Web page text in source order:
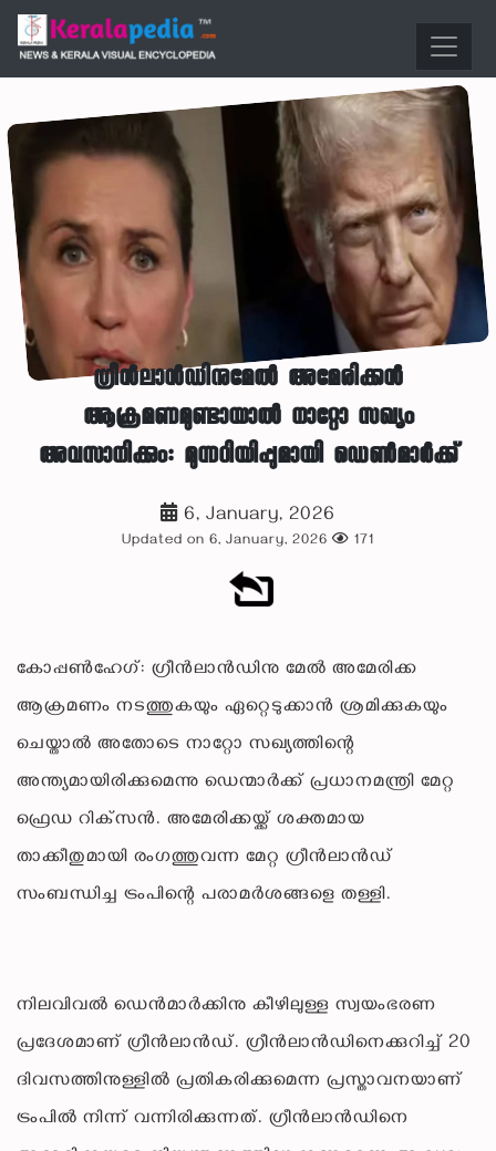
ഗ്രീന്‍ലാന്‍ഡിനുമേല്‍ അമേരിക്കന്‍
ആക്രമണമുണ്ടായാല്‍ നാറ്റോ സഖ്യം
അവസാനിക്കും: മുന്നറിയിപ്പുമായി ഡെണ്‍മാര്‍ക്ക്
6, January, 2026
Updated on 6, January, 2026 171
കോപ്പണ്‍ഹേഗ്: ഗ്രീന്‍ലാന്‍ഡിനു മേല്‍ അമേരിക്ക
ആക്രമണം നടത്തുകയും ഏറ്റെടുക്കാന്‍ ശ്രമിക്കുകയും
ചെയ്താല്‍ അതോടെ നാറ്റോ സഖ്യത്തിന്റെ
അന്ത്യമായിരിക്കുമെന്നു ഡെന്മാര്‍ക്ക് പ്രധാനമന്ത്രി മേറ്റ
ഫ്രെഡ റിക്‌സന്‍. അമേരിക്കയ്ക്ക് ശക്തമായ
താക്കീതുമായി രംഗത്തുവന്ന മേറ്റ ഗ്രീന്‍ലാന്‍ഡ്
സംബന്ധിച്ച ട്രംപിന്റെ പരാമര്‍ശങ്ങളെ തള്ളി.
നിലവിവല്‍ ഡെന്‍മാര്‍ക്കിനു കീഴിലുള്ള സ്വയംഭരണ
പ്രദേശമാണ് ഗ്രീന്‍ലാന്‍ഡ്. ഗ്രീന്‍ലാന്‍ഡിനെക്കുറിച്ച് 20
ദിവസത്തിനുള്ളില്‍ പ്രതികരിക്കുമെന്ന പ്രസ്താവനയാണ്
ട്രംപില്‍ നിന്ന് വന്നിരിക്കുന്നത്. ഗ്രീന്‍ലാന്‍ഡിനെ